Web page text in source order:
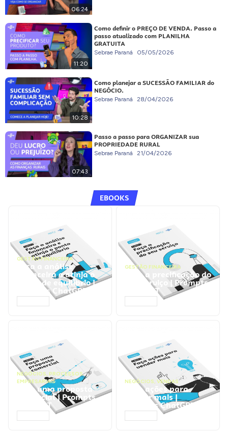
06:24
11:20
Como definir o PREÇO DE VENDA. Passo a
passo atualizado com PLANILHA
GRATUITA
Sebrae Paraná 05/05/2026
10:28
Como planejar a SUCESSÃO FAMILIAR do
NEGÓCIO.
Sebrae Paraná 28/04/2026
07:43
Passo a passo para ORGANIZAR sua
PROPRIEDADE RURAL
Sebrae Paraná 21/04/2026
EBOOKS
GESTÃO FINANCEIRA
Faça a análise
financeira e atinja o
ponto de equilíbrio |
Prompts ChatGPT
GESTÃO FINANCEIRA
Faça a precificação do
seu serviço | Prompts
ChatGPT
NEGÓCIOS, PROCESSOS
EMPRESARIAIS
Faça uma proposta
comercial | Prompts
ChatGPT
NEGÓCIOS, VENDAS
Faça ações para
vender mais |
Prompts ChatGPT